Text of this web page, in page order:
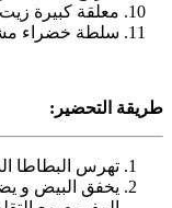
معلقة كبيرة
سلطة خضراء
طريقة التحضير:
تهرس البطاطا
يخفق البيض و